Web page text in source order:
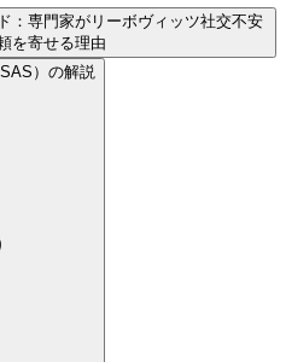
：専門家がリーボヴィッツ社交不安
を寄せる理由
）の解説